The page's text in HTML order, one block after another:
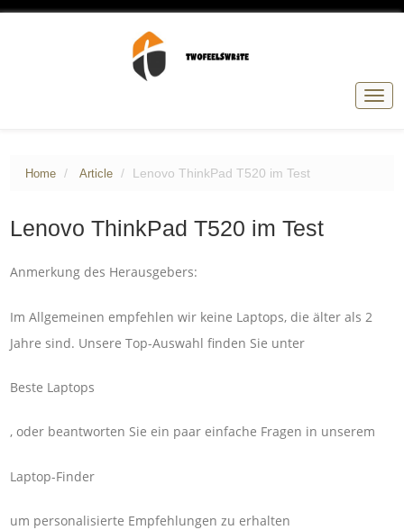
Home Article Lenovo ThinkPad T520 im Test
Lenovo ThinkPad T520 im Test
Anmerkung des Herausgebers:
Im Allgemeinen empfehlen wir keine Laptops, die älter als 2
Jahre sind. Unsere Top-Auswahl finden Sie unter
Beste Laptops
, oder beantworten Sie ein paar einfache Fragen in unserem
Laptop-Finder
um personalisierte Empfehlungen zu erhalten